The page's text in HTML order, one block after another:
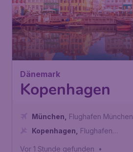
Dänemark
Kopenhagen
München
Flughafen München
Kopenhagen
Flughafen
Vor 1 Stunde gefunden •